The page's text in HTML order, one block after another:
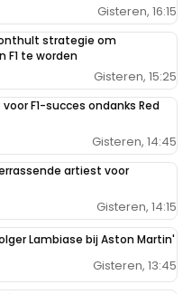
Gisteren, 16:15
strategie om
te worden
Gisteren, 15:25
F1-succes ondanks Red
Gisteren, 14:45
artiest voor
Gisteren, 14:15
Lambiase bij Aston Martin'
Gisteren, 13:45